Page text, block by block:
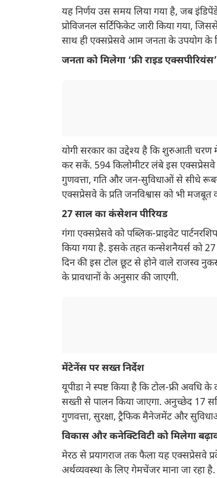
यह निर्णय उस समय लिया गया है, जब
प्रोविजनल सर्टिफिकेट जारी किया गया,
साथ ही एक्सप्रेसवे आम जनता के उपयोग के
जनता को मिलेगा ‘फ्री राइड एक्सपीरियंस’
योगी सरकार का उद्देश्य है कि शुरुआती
कर सकें. 594 किलोमीटर लंबे इस एक्सप्रेसवे
गुणवत्ता, गति और जन-सुविधाओं से सीधे
एक्सप्रेसवे के प्रति जनविश्वास को भी मजबूत
27 साल का कंसेशन पीरियड
गंगा एक्सप्रेसवे को पब्लिक-प्राइवेट
किया गया है. इसके तहत कन्सेशनैयर्स को 27
दिन की इस टोल छूट से होने वाले राजस्व
के प्रावधानों के अनुसार की जाएगी.
मेंटेनेंस पर सख्त निर्देश
यूपीडा ने स्पष्ट किया है कि टोल-फ्री
सख्ती से पालन किया जाएगा. अनुच्छेद 17
गुणवत्ता, सुरक्षा, ट्रैफिक मैनेजमेंट और
विकास और कनेक्टिविटी को मिलेगा
मेरठ से प्रयागराज तक फैला यह एक्सप्रेसवे
अर्थव्यवस्था के लिए गेमचेंजर माना जा